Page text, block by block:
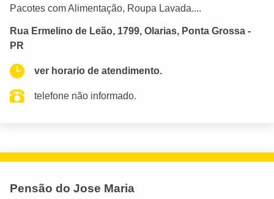
Pacotes com Alimentação, Roupa Lavada....
Rua Ermelino de Leão, 1799, Olarias, Ponta Grossa -
PR
ver horario de atendimento.
telefone não informado.
Pensão do Jose Maria